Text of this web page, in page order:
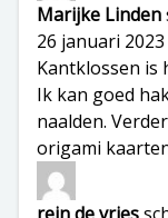
Marijke Linden
26 januari
Kantklossen is
Ik kan goed
naalden.
origami
rein de vries